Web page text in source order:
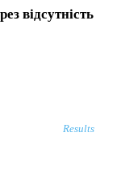
відсутність
Results